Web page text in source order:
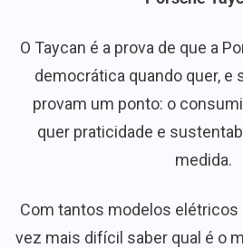
O Taycan é a prova de que a
democrática quando quer, e
provam um ponto: o
quer praticidade e
medida.
Com tantos modelos elétricos
vez mais difícil saber qual é o